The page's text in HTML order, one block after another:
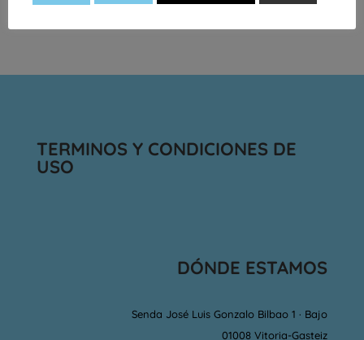
TERMINOS Y CONDICIONES DE
USO
DÓNDE ESTAMOS
Senda José Luis Gonzalo Bilbao 1 · Bajo
01008 Vitoria-Gasteiz